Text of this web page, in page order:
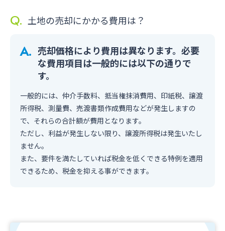
土地の売却にかかる費用は？
売却価格により費用は異なります。必要
な費用項目は一般的には以下の通りで
す。
一般的には、仲介手数料、抵当権抹消費用、印紙税、譲渡
所得税、測量費、売渡書類作成費用などが発生しますの
で、それらの合計額が費用となります。
ただし、利益が発生しない限り、譲渡所得税は発生いたし
ません。
また、要件を満たしていれば税金を低くできる特例を適用
できるため、税金を抑える事ができます。